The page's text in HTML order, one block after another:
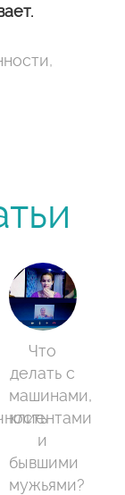
,
Что
делать с
машинами,
клиентами
и
бывшими
мужьями?